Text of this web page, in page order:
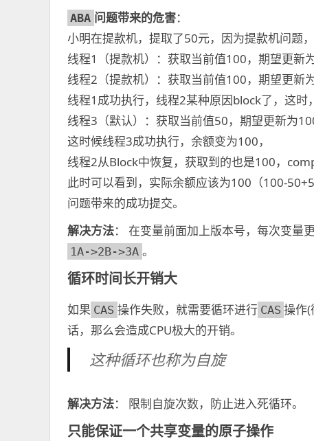
ABA 问题带来的危害：
小明在提款机，提取了50元，因为提款机问题
线程1（提款机）：获取当前值100，期望更新为
线程2（提款机）：获取当前值100，期望更新为
线程1成功执行，线程2某种原因block了，这时
线程3（默认）：获取当前值50，期望更新为
这时候线程3成功执行，余额变为100，
线程2从Block中恢复，获取到的也是100，
此时可以看到，实际余额应该为100（100-
问题带来的成功提交。
解决方法： 在变量前面加上版本号，每次变量
1A->2B->3A 。
循环时间长开销大
如果 CAS 操作失败，就需要循环进行 CAS 操作
话，那么会造成CPU极大的开销。
这种循环也称为自旋
解决方法： 限制自旋次数，防止进入死循环。
只能保证一个共享变量的原子操作